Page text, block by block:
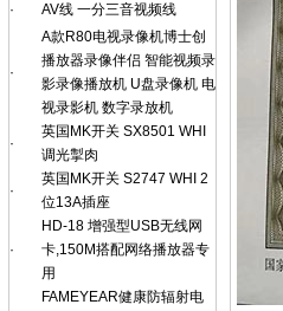
·
AV线 一分三音视频线
·
A款R80电视录像机博士创
播放器录像伴侣 智能视频录
影录像播放机 U盘录像机 电
视录影机 数字录放机
·
英国MK开关 SX8501 WHI
调光掣肉
·
英国MK开关 S2747 WHI 2
位13A插座
·
HD-18 增强型USB无线网
卡,150M搭配网络播放器专
用
FAMEYEAR健康防辐射电